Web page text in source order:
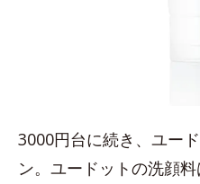
3000円台に続き、ユー
ン。ユードットの洗顔料